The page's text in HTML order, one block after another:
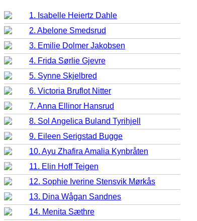
1. Isabelle Heiertz Dahle
2. Abelone Smedsrud
3. Emilie Dolmer Jakobsen
4. Frida Sørlie Gjevre
5. Synne Skjelbred
6. Victoria Bruflot Nitter
7. Anna Ellinor Hansrud
8. Sol Angelica Buland Tyrihjell
9. Eileen Serigstad Bugge
10. Ayu Zhafira Amalia Kynbråten
11. Elin Hoff Teigen
12. Sophie Iverine Stensvik Mørkås
13. Dina Wågan Sandnes
14. Menita Sæthre